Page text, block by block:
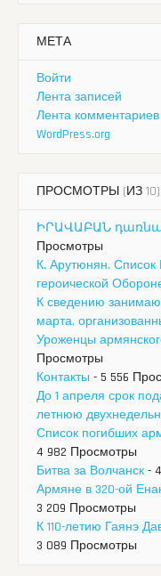
МЕТА
Войти
Лента записей
Лента комментариев
WordPress.org
ПРОСМОТРЫ (ИЗ 10)
ԻՐԱՎԱԲԱՆ
Просмотры
К. Арутюнян.
героической
К сведению
марта,
Уроженцы
Просмотры
Контакты - 5 556
До 1 апреля срок
летнюю
Список погибших
4 982 Просмотры
Битва за Волчанск -
Армяне в 320-ой
3 209 Просмотры
К 110-летию Гаянэ
3 089 Просмотры